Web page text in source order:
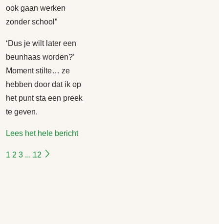
ook gaan werken
zonder school”
‘Dus je wilt later een
beunhaas worden?’
Moment stilte… ze
hebben door dat ik op
het punt sta een preek
te geven.
Lees het hele bericht
1 2 3 ... 12